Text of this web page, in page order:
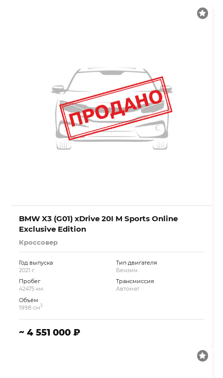
BMW X3 (G01) xDrive 20I M Sports Online
Exclusive Edition
Кроссовер
Год выпуска
2021 г.
Пробег
42475 км.
Объём
1998 см3
Тип двигателя
Бензин
Трансмиссия
Автомат
~ 4 551 000 ₽